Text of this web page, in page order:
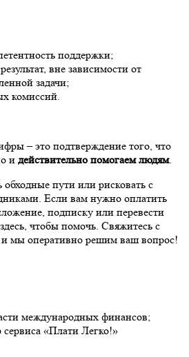
поддержки;
вне зависимости от
задачи;
комиссий.
– это подтверждение того, что
и действительно помогаем людям.
пути или рисковать с
Если вам нужно оплатить
подписку или перевести
чтобы помочь. Свяжитесь с
и мы оперативно решим ваш вопрос!
международных финансов;
«Плати Легко!»